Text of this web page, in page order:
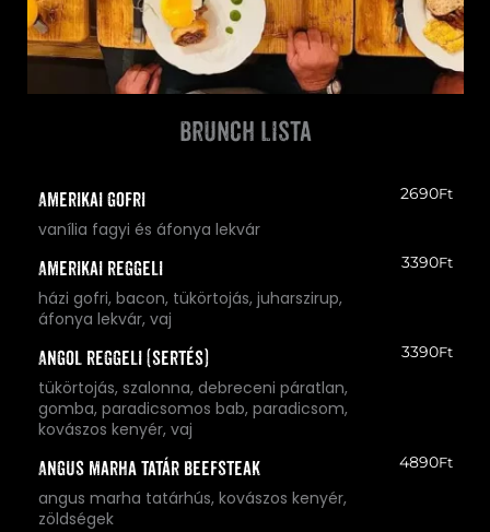
brunch lista
Amerikai gofri
vanília fagyi és áfonya lekvár
2690Ft
Amerikai reggeli
házi gofri, bacon, tükörtojás, juharszirup,
áfonya lekvár, vaj
3390Ft
Angol reggeli (sertés)
tükörtojás, szalonna, debreceni páratlan,
gomba, paradicsomos bab, paradicsom,
kovászos kenyér, vaj
3390Ft
Angus marha tatár beefsteak
angus marha tatárhús, kovászos kenyér,
zöldségek
4890Ft